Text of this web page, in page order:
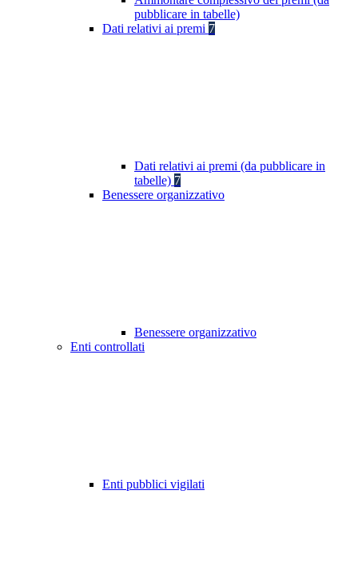
pubblicare in tabelle)
Dati relativi ai premi 7
Dati relativi ai premi (da pubblicare in
tabelle) 7
Benessere organizzativo
Benessere organizzativo
Enti controllati
Enti pubblici vigilati